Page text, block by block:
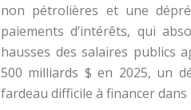
non pétrolières et une
paiements d’intérêts, qui
hausses des salaires publics
500 milliards $ en 2025, un
fardeau difficile à financer